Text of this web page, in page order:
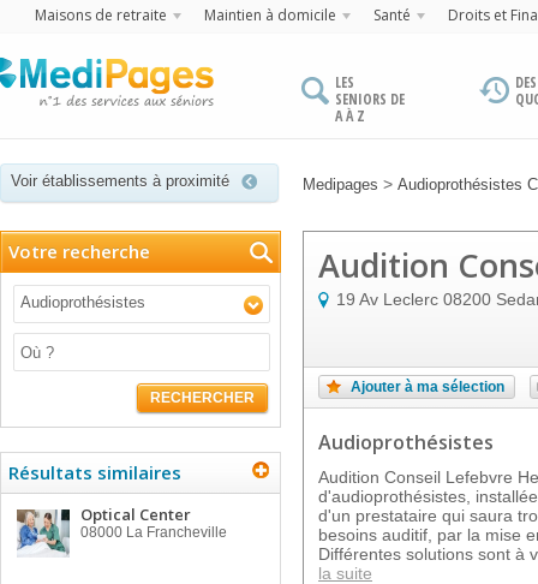
Maisons de retraite Maintien à domicile Santé Droits et
LES
SENIORS DE
A À Z
Voir établissements à proximité Medipages > Audioprothésistes
Votre recherche
Audioprothésistes
RECHERCHER
Résultats similaires
Optical Center
08000 La Francheville
Audition
19 Av Leclerc 08200
Ajouter à ma sélection
Audioprothésistes
Audition Conseil Lefebvre
d'audioprothésistes,
d'un prestataire qui saura
besoins auditif, par la mise
Différentes solutions sont à
la suite